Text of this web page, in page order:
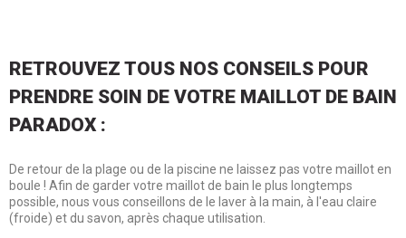
RETROUVEZ TOUS NOS CONSEILS POUR
PRENDRE SOIN DE VOTRE MAILLOT DE BAIN
PARADOX :
De retour de la plage ou de la piscine ne laissez pas votre maillot en
boule ! Afin de garder votre maillot de bain le plus longtemps
possible, nous vous conseillons de le laver à la main, à l'eau claire
(froide) et du savon, après chaque utilisation.